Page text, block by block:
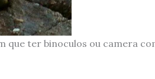
que ter binoculos ou camera